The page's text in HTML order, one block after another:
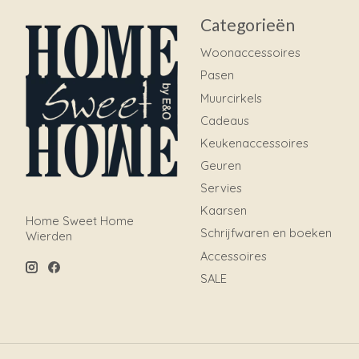
Home Sweet Home
Wierden
Categorieën
Woonaccessoires
Pasen
Muurcirkels
Cadeaus
Keukenaccessoires
Geuren
Servies
Kaarsen
Schrijfwaren en boeken
Accessoires
SALE